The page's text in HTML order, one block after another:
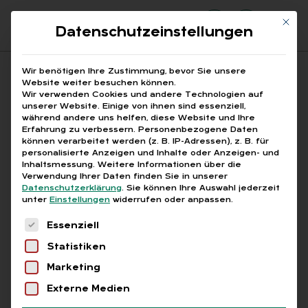
Suchfeld
Suchen
Breadcrumb-Navigation
STARTSEITE AUTOMATISIERTES VERFAHREN
Alle Bei­trä­ge mit dem
Schlag­wort „au­to­ma­ti­
sier­tes Ver­fah­ren“
Mit
Datenschutzeinstellungen
Wir benötigen Ihre Zustimmung, bevor Sie unsere
Website weiter besuchen können.
Wir verwenden Cookies und andere Technologien auf
unserer Website. Einige von ihnen sind essenziell,
während andere uns helfen, diese Website und Ihre
Erfahrung zu verbessern. Personenbezogene Daten
können verarbeitet werden (z. B. IP-Adressen), z. B. für
personalisierte Anzeigen und Inhalte oder Anzeigen- und
Inhaltsmessung. Weitere Informationen über die
Verwendung Ihrer Daten finden Sie in unserer
Datenschutzerklärung. Sie können Ihre Auswahl jederzeit
unter Einstellungen widerrufen oder anpassen.
Es folgt eine Liste der Service-Gruppen, für
Essenziell
Statistiken
Marketing
Externe Medien